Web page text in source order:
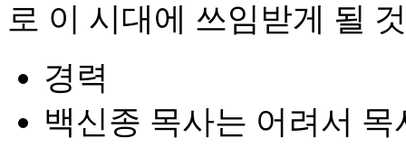
로 이 시대에 쓰임받게 될
경력
백신종 목사는 어려서